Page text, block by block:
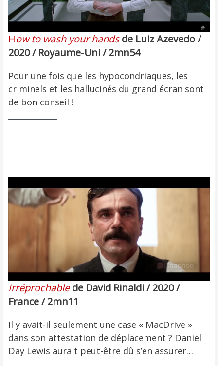
How to wash your hands de Luiz Azevedo /
2020 / Royaume-Uni / 2mn54
Pour une fois que les hypocondriaques, les
criminels et les hallucinés du grand écran sont
de bon conseil !
Irréprochable de David Rinaldi / 2020 /
France / 2mn11
Il y avait-il seulement une case « MacDrive »
dans son attestation de déplacement ? Daniel
Day Lewis aurait peut-être dû s’en assurer…